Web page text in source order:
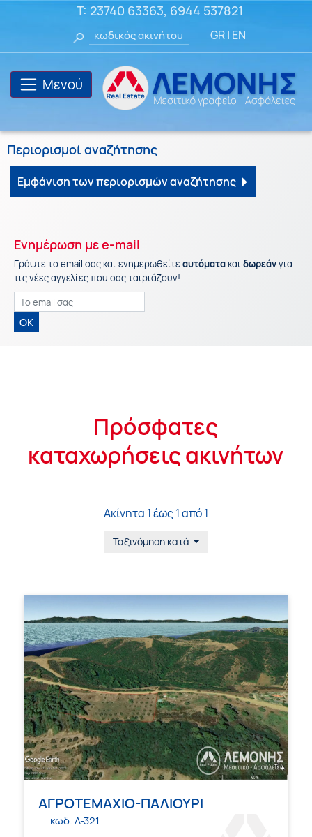
T: 23740 63363, 6944 537821
GR| EN
Μενού
Περιορισμοί αναζήτησης
Εμφάνιση των περιορισμών αναζήτησης
Ενημέρωση μεe-mail
Γράψτε το email σας και ενημερωθείτε αυτόματακαιδωρεάνγια
τις νέες αγγελίες που σας ταιριάζουν!
OK
Πρόσφατες
καταχωρήσεις ακινήτων
Ακίνητα 1 έως 1 από 1
Ταξινόμηση κατά
ΑΓΡΟΤΕΜΑΧΙΟ-ΠΑΛΙΟΥΡΙ
κωδ. Λ-321